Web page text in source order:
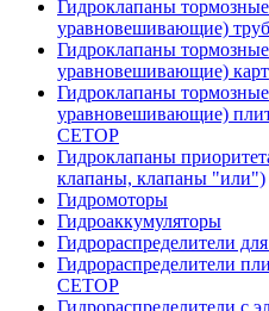
Гидроклапаны
уравновешивающие)
Гидроклапаны
уравновешивающие)
Гидроклапаны
уравновешивающие)
CETOP
Гидроклапаны
клапаны, клапаны "или")
Гидромоторы
Гидроаккумуляторы
Гидрораспределители
Гидрораспределители
СЕТОР
Гидрораспределители с